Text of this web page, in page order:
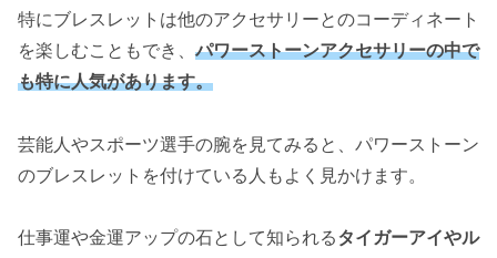
特にブレスレットは他のアクセサリーとのコーディネート
を楽しむこともでき、 パワーストーンアクセサリーの中で
も特に人気があります。
芸能人やスポーツ選手の腕を見てみると、パワーストーン
のブレスレットを付けている人もよく見かけます。
仕事運や金運アップの石として知られるタイガーアイやル